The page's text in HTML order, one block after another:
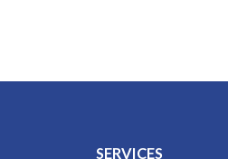
SERVICES